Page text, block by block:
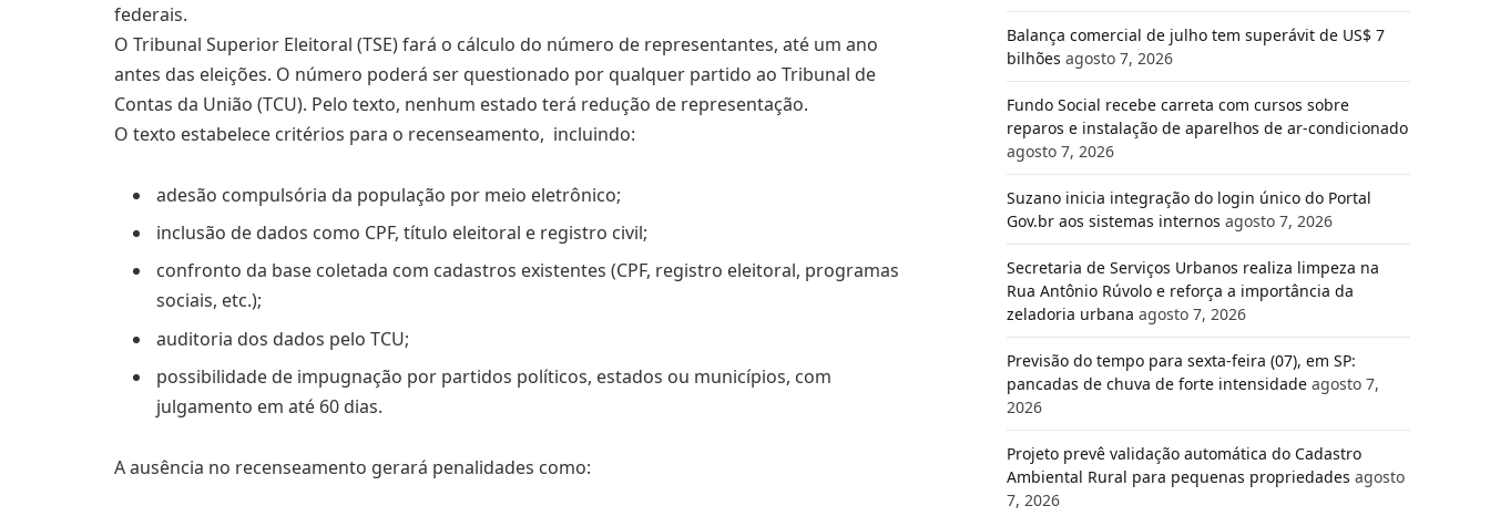
federais.
O Tribunal Superior Eleitoral (TSE) fará o cálculo do número de representantes, até um ano
antes das eleições. O número poderá ser questionado por qualquer partido ao Tribunal de
Contas da União (TCU). Pelo texto, nenhum estado terá redução de representação.
O texto estabelece critérios para o recenseamento, incluindo:
adesão compulsória da população por meio eletrônico;
inclusão de dados como CPF, título eleitoral e registro civil;
confronto da base coletada com cadastros existentes (CPF, registro eleitoral, programas
sociais, etc.);
auditoria dos dados pelo TCU;
possibilidade de impugnação por partidos políticos, estados ou municípios, com
julgamento em até 60 dias.
A ausência no recenseamento gerará penalidades como:
Balança comercial de julho tem superávit de US$ 7
bilhões agosto 7, 2026
Fundo Social recebe carreta com cursos sobre
reparos e instalação de aparelhos de ar-condicionado
agosto 7, 2026
Suzano inicia integração do login único do Portal
Gov.br aos sistemas internos agosto 7, 2026
Secretaria de Serviços Urbanos realiza limpeza na
Rua Antônio Rúvolo e reforça a importância da
zeladoria urbana agosto 7, 2026
Previsão do tempo para sexta-feira (07), em SP:
pancadas de chuva de forte intensidade agosto 7,
2026
Projeto prevê validação automática do Cadastro
Ambiental Rural para pequenas propriedades agosto
7, 2026